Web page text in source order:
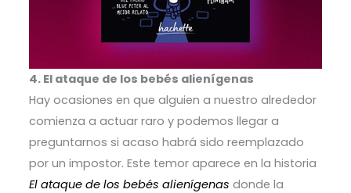
4. El ataque de los bebés alienígenas
Hay ocasiones en que alguien a nuestro alrededor
comienza a actuar raro y podemos llegar a
preguntarnos si acaso habrá sido reemplazado
por un impostor. Este temor aparece en la historia
El ataque de los bebés alienígenas donde la